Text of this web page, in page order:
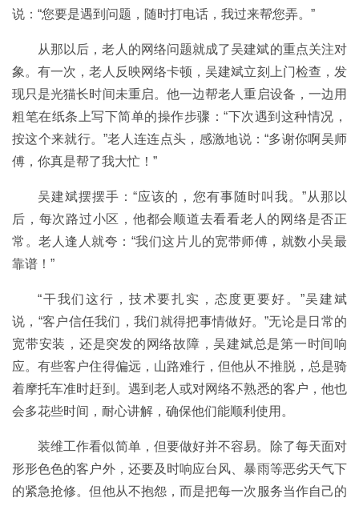
说：“您要是遇到问题，随时打电话，我过来帮您弄。”
从那以后，老人的网络问题就成了吴建斌的重点关注对
象。有一次，老人反映网络卡顿，吴建斌立刻上门检查，发
现只是光猫长时间未重启。他一边帮老人重启设备，一边用
粗笔在纸条上写下简单的操作步骤：“下次遇到这种情况，
按这个来就行。”老人连连点头，感激地说：“多谢你啊吴师
傅，你真是帮了我大忙！”
吴建斌摆摆手：“应该的，您有事随时叫我。”从那以
后，每次路过小区，他都会顺道去看看老人的网络是否正
常。老人逢人就夸：“我们这片儿的宽带师傅，就数小吴最
靠谱！”
“干我们这行，技术要扎实，态度更要好。”吴建斌
说，“客户信任我们，我们就得把事情做好。”无论是日常的
宽带安装，还是突发的网络故障，吴建斌总是第一时间响
应。有些客户住得偏远，山路难行，但他从不推脱，总是骑
着摩托车准时赶到。遇到老人或对网络不熟悉的客户，他也
会多花些时间，耐心讲解，确保他们能顺利使用。
装维工作看似简单，但要做好并不容易。除了每天面对
形形色色的客户外，还要及时响应台风、暴雨等恶劣天气下
的紧急抢修。但他从不抱怨，而是把每一次服务当作自己的